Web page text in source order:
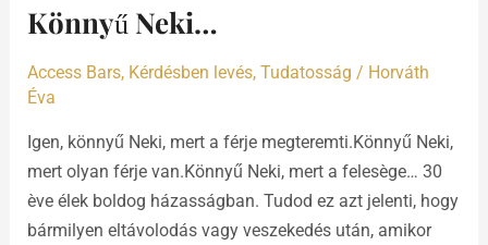
Könnyű Neki…
Access Bars, Kérdésben levés, Tudatosság / Horváth
Éva
Igen, könnyű Neki, mert a férje megteremti.Könnyű Neki,
mert olyan férje van.Könnyű Neki, mert a felesège… 30
ève élek boldog házasságban. Tudod ez azt jelenti, hogy
bármilyen eltávolodás vagy veszekedés után, amikor